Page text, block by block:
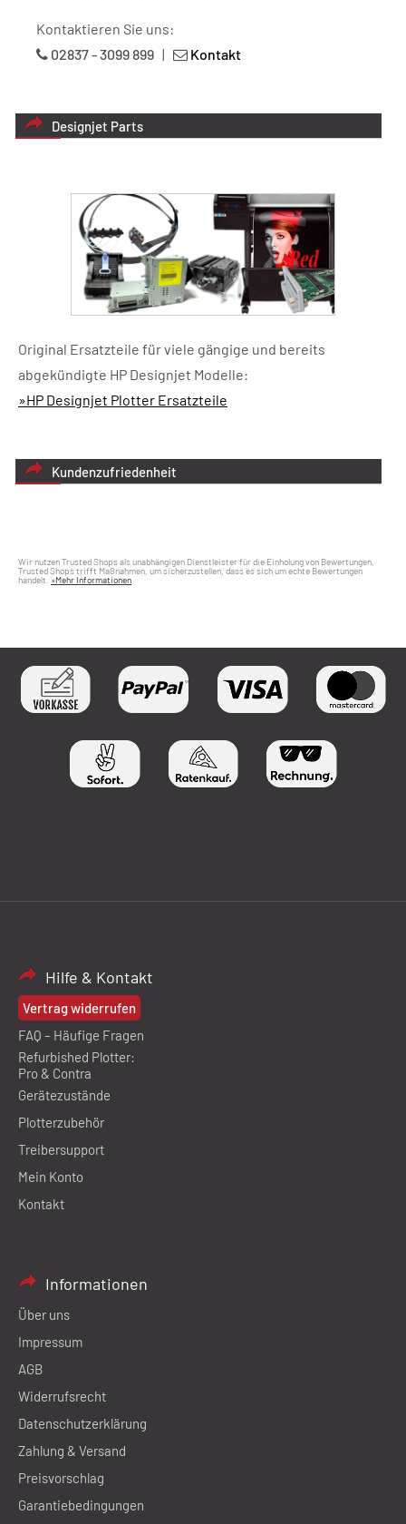
Kontaktieren Sie uns:
02837 - 3099 899 | Kontakt
Designjet Parts
Original Ersatzteile für viele gängige und bereits
abgekündigte HP Designjet Modelle:
»HP Designjet Plotter Ersatzteile
Kundenzufriedenheit
Wir nutzen Trusted Shops als unabhängigen Dienstleister für die Einholung von Bewertungen.
Trusted Shops trifft Maßnahmen, um sicherzustellen, dass es sich um echte Bewertungen
handelt. »Mehr Informationen
Hilfe & Kontakt
Vertrag widerrufen
FAQ – Häufige Fragen
Refurbished Plotter:
Pro & Contra
Gerätezustände
Plotterzubehör
Treibersupport
Mein Konto
Kontakt
Informationen
Über uns
Impressum
AGB
Widerrufsrecht
Datenschutzerklärung
Zahlung & Versand
Preisvorschlag
Garantiebedingungen